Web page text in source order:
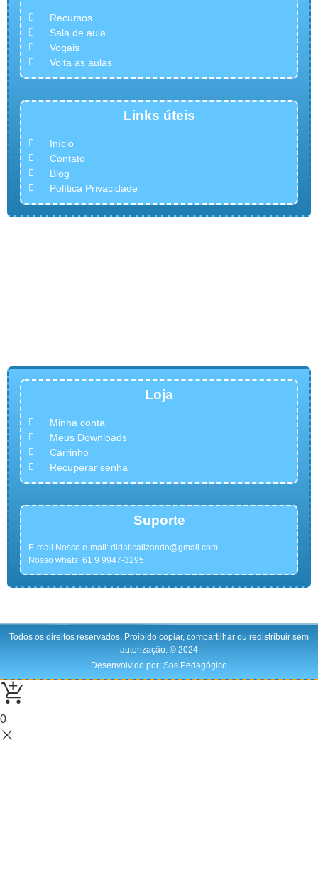
Recursos
Sala de aula
Vogais
Volta as aulas
Links úteis
Início
Contato
Blog
Política Privacidade
Loja
Minha conta
Meus Downloads
Carrinho
Recuperar senha
Suporte
E-mail Nosso e-mail: didaticalizando@gmail.com
Nosso whats: 61 9 9947-3295
Todos os direitos reservados. Proibido copiar, compartilhar ou redistribuir sem
autorização. © 2024
Desenvolvido por: Sos Pedagógico
0